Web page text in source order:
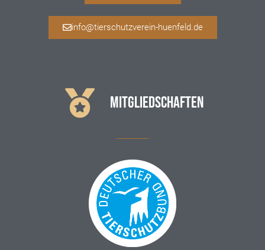
info@tierschutzverein-huenfeld.de
MITGLIEDSCHAFTEN